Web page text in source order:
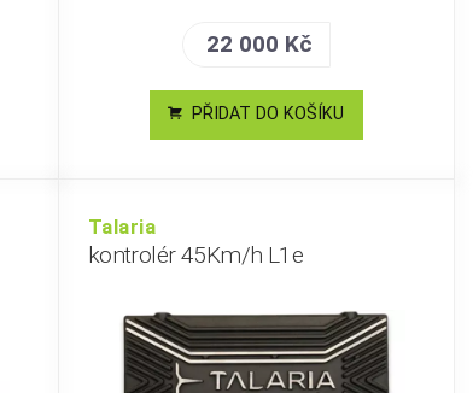
22 000 Kč
PŘIDAT DO KOŠÍKU
Talaria
kontrolér 45Km/h L1e